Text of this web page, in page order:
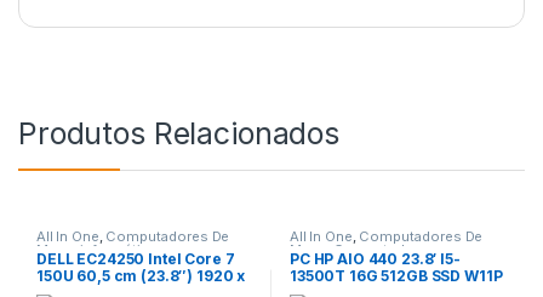
Produtos Relacionados
All In One, Computadores De
Mesa ,informática
DELL EC24250 Intel Core 7
150U 60,5 cm (23.8″) 1920 x
1080 pixels PC All-in-One 16
All In One, Computadores De
Mesa, Computadores e
Monitores
PC HP AIO 440 23.8′ I5-
13500T 16G 512GB SSD W11P
SUP.AJUST.